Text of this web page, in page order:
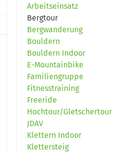
Arbeitseinsatz
Bergtour
Bergwanderung
Bouldern
Bouldern Indoor
E-Mountainbike
Familiengruppe
Fitnesstraining
Freeride
Hochtour/Gletschertour
JDAV
Klettern Indoor
Klettersteig